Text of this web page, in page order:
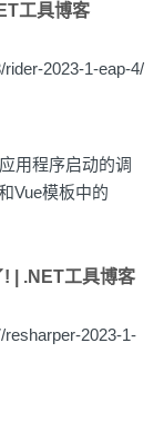
工具博客
2023-1-eap-4/
用程序启动的调
Vue模板中的
| .NET工具博客
resharper-2023-1-